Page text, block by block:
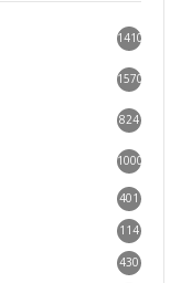
1410
1570
824
1000
401
114
430